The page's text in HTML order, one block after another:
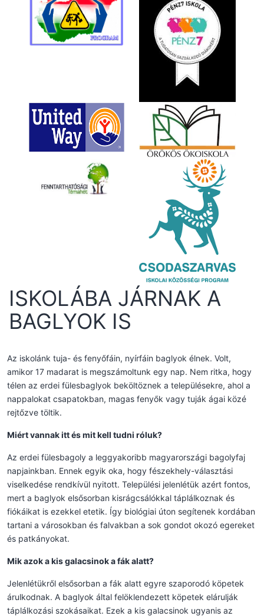
ISKOLÁBA JÁRNAK A
BAGLYOK IS
Az iskolánk tuja- és fenyőfáin, nyírfáin baglyok élnek. Volt,
amikor 17 madarat is megszámoltunk egy nap. Nem ritka, hogy
télen az erdei fülesbaglyok beköltöznek a településekre, ahol a
nappalokat csapatokban, magas fenyők vagy tuják ágai közé
rejtőzve töltik.
Miért vannak itt és mit kell tudni róluk?
Az erdei fülesbagoly a leggyakoribb magyarországi bagolyfaj
napjainkban. Ennek egyik oka, hogy fészekhely-választási
viselkedése rendkívül nyitott. Települési jelenlétük azért fontos,
mert a baglyok elsősorban kisrágcsálókkal táplálkoznak és
fiókáikat is ezekkel etetik. Így biológiai úton segítenek kordában
tartani a városokban és falvakban a sok gondot okozó egereket
és patkányokat.
Mik azok a kis galacsinok a fák alatt?
Jelenlétükről elsősorban a fák alatt egyre szaporodó köpetek
árulkodnak. A baglyok által felöklendezett köpetek elárulják
táplálkozási szokásaikat. Ezek a kis galacsinok ugyanis az